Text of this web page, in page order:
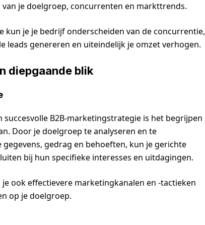
je doelgroep, concurrenten en markttrends.
kun je je bedrijf onderscheiden van de concurrentie,
leads genereren en uiteindelijk je omzet verhogen.
diepgaande blik
succesvolle B2B-marketingstrategie is het begrijpen
Door je doelgroep te analyseren en te
gedrag en behoeften, kun je gerichte
bij hun specifieke interesses en uitdagingen.
ook effectievere marketingkanalen en -tactieken
op je doelgroep.